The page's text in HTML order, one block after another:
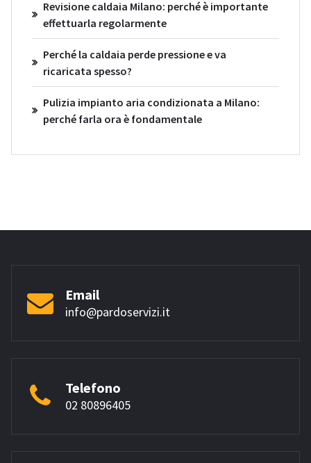
Revisione caldaia Milano: perché è importante
effettuarla regolarmente
Perché la caldaia perde pressione e va
ricaricata spesso?
Pulizia impianto aria condizionata a Milano:
perché farla ora è fondamentale
Email
info@pardoservizi.it
Telefono
02 80896405